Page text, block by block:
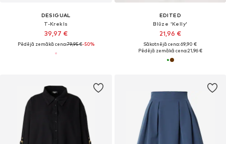
DESIGUAL
T-Krekls
39,97 €
Pēdējā zemākā cena:79,95 €-50%
EDITED
Blūze 'Kelly'
21,96 €
Sākotnējā cena: 69,90 €
Pēdējā zemākā cena:21,96 €